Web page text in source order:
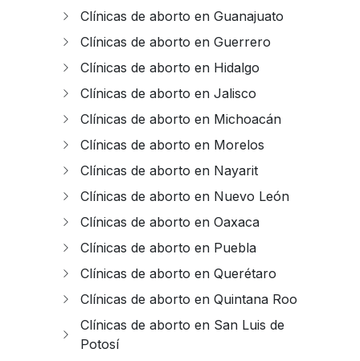
Clínicas de aborto en Guanajuato
Clínicas de aborto en Guerrero
Clínicas de aborto en Hidalgo
Clínicas de aborto en Jalisco
Clínicas de aborto en Michoacán
Clínicas de aborto en Morelos
Clínicas de aborto en Nayarit
Clínicas de aborto en Nuevo León
Clínicas de aborto en Oaxaca
Clínicas de aborto en Puebla
Clínicas de aborto en Querétaro
Clínicas de aborto en Quintana Roo
Clínicas de aborto en San Luis de
Potosí